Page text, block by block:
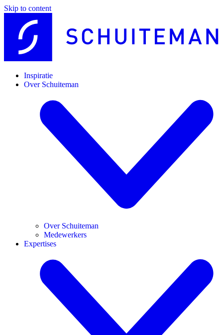
Skip to content
Inspiratie
Over Schuiteman
Over Schuiteman
Medewerkers
Expertises